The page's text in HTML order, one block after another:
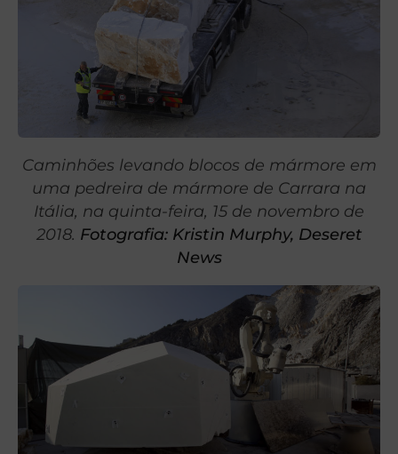
Caminhões levando blocos de mármore em
uma pedreira de mármore de Carrara na
Itália, na quinta-feira, 15 de novembro de
2018. Fotografia: Kristin Murphy, Deseret
News